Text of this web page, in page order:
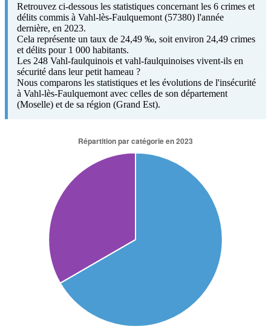
Retrouvez ci-dessous les statistiques concernant les 6 crimes et
délits commis à Vahl-lès-Faulquemont (57380) l'année
dernière, en 2023.
Cela représente un taux de 24,49 ‰, soit environ 24,49 crimes
et délits pour 1 000 habitants.
Les 248 Vahl-faulquinois et vahl-faulquinoises vivent-ils en
sécurité dans leur petit hameau ?
Nous comparons les statistiques et les évolutions de l'insécurité
à Vahl-lès-Faulquemont avec celles de son département
(Moselle) et de sa région (Grand Est).